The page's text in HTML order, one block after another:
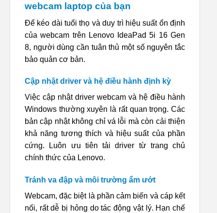
webcam laptop của bạn
Để kéo dài tuổi thọ và duy trì hiệu suất ổn định
của webcam trên Lenovo IdeaPad 5i 16 Gen
8, người dùng cần tuân thủ một số nguyên tắc
bảo quản cơ bản.
Cập nhật driver và hệ điều hành định kỳ
Việc cập nhật driver webcam và hệ điều hành
Windows thường xuyên là rất quan trọng. Các
bản cập nhật không chỉ vá lỗi mà còn cải thiện
khả năng tương thích và hiệu suất của phần
cứng. Luôn ưu tiên tải driver từ trang chủ
chính thức của Lenovo.
Tránh va đập và môi trường ẩm ướt
Webcam, đặc biệt là phần cảm biến và cáp kết
nối, rất dễ bị hỏng do tác động vật lý. Hạn chế